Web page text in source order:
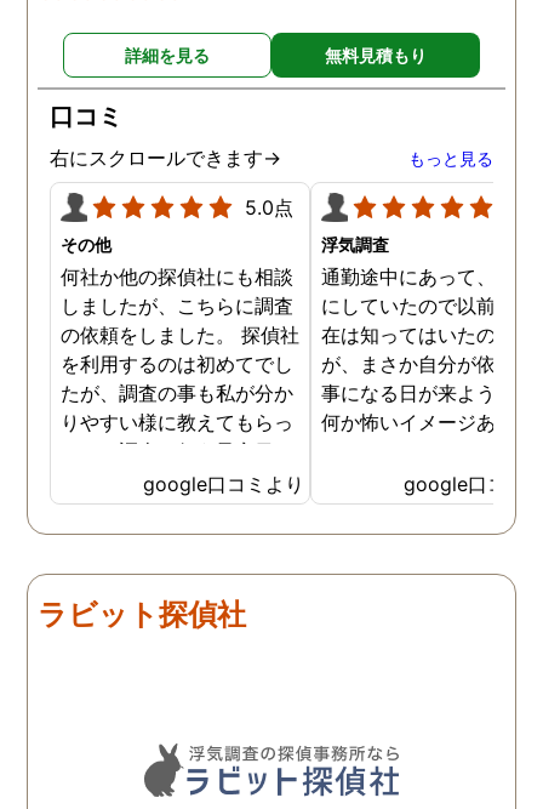
間もラブホテルの利用もし
たようで、たった一日で不
倫の証拠を揃えることがで
きました。
詳細を見る 無料見積もり
口コミ
右にスクロールできます→ もっと見る
5.0点
その他
何社か他の探偵社にも相談
しましたが、こちらに調査
の依頼をしました。 探偵社
を利用するのは初めてでし
たが、調査の事も私が分か
りやすい様に教えてもらっ
たり、調査を行う予定日は
私の希望を聞いてもらいつ
つ、探偵さんのご意見も取
り入れ、細かく打ち合わせ
た。調査を行った日はその
日の報告を入れてくれたり
聞いて頂いたりと精神的に
も助かりました。 報告書や
調査の動画を見せてもらっ
google口コミより
浮気調査
通勤途中にあって、毎日
にしていたので以前から
在は知ってはいたのです
が、まさか自分が依頼す
事になる日が来ようと
何か怖いイメージありま
応も良く、安心して相談
きました。 調査後に弁
さんも紹介していただき
した！ありがとうござい
google口コミ
ラビット探偵社